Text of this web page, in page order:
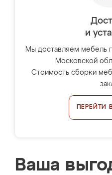
и
Мы доставляем мебель
Московской
Стоимость сборки
ПЕРЕЙТИ
Ваша